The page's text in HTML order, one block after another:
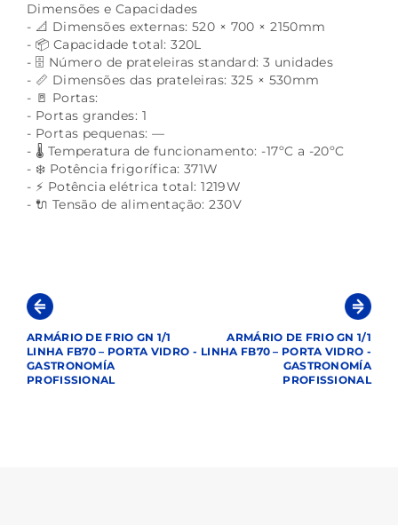
Dimensões e Capacidades
- 📐 Dimensões externas: 520 × 700 × 2150mm
- 📦 Capacidade total: 320L
- 🗄️ Número de prateleiras standard: 3 unidades
- 📏 Dimensões das prateleiras: 325 × 530mm
- 🚪 Portas:
- Portas grandes: 1
- Portas pequenas: —
- 🌡️ Temperatura de funcionamento: -17ºC a -20ºC
- ❄️ Potência frigorífica: 371W
- ⚡ Potência elétrica total: 1219W
- 🔌 Tensão de alimentação: 230V
ARMÁRIO DE FRIO GN 1/1
LINHA FB70 – PORTA VIDRO -
GASTRONOMÍA
PROFISSIONAL
ARMÁRIO DE FRIO GN 1/1
LINHA FB70 – PORTA VIDRO -
GASTRONOMÍA
PROFISSIONAL